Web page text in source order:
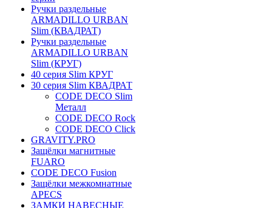
Ручки раздельные
ARMADILLO URBAN
Slim (КВАДРАТ)
Ручки раздельные
ARMADILLO URBAN
Slim (КРУГ)
40 серия Slim КРУГ
30 серия Slim КВАДРАТ
CODE DECO Slim
Металл
CODE DECO Rock
CODE DECO Click
GRAVITY.PRO
Защёлки магнитные
FUARO
CODE DECO Fusion
Защёлки межкомнатные
APECS
ЗАМКИ НАВЕСНЫЕ